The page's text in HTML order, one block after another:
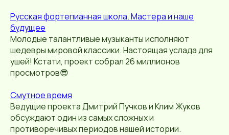
Русская фортепианная школа. Мастера и наше
будущее
Молодые талантливые музыканты исполняют
шедевры мировой классики. Настоящая услада для
ушей! Кстати, проект собрал 26 миллионов
просмотров😎
Смутное время
Ведущие проекта Дмитрий Пучков и Клим Жуков
обсуждают один из самых сложных и
противоречивых периодов нашей истории.